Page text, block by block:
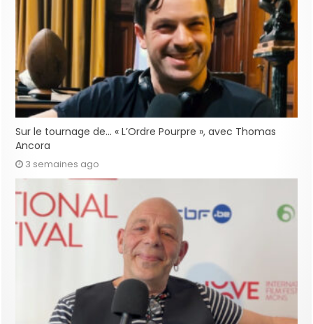
Sur le tournage de… « L’Ordre Pourpre », avec Thomas
Ancora
3 semaines ago